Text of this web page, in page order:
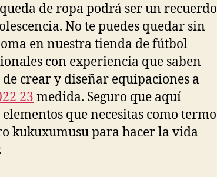
de ropa podrá ser un recuerdo
No te puedes quedar sin
en nuestra tienda de fútbol
con experiencia que saben
crear y diseñar equipaciones a
23 medida. Seguro que aquí
que necesitas como termo
kukuxumusu para hacer la vida